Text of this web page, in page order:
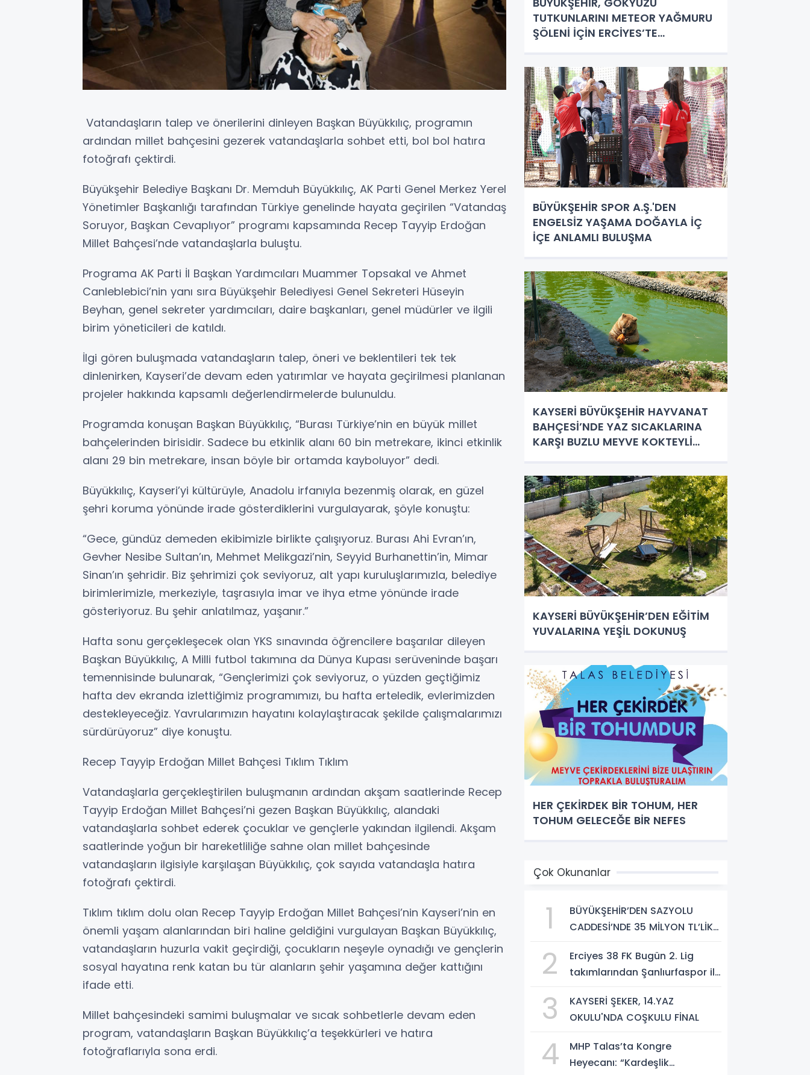
Vatandaşların talep ve önerilerini dinleyen Başkan Büyükkılıç, programın
ardından millet bahçesini gezerek vatandaşlarla sohbet etti, bol bol hatıra
fotoğrafı çektirdi.
Büyükşehir Belediye Başkanı Dr. Memduh Büyükkılıç, AK Parti Genel Merkez Yerel
Yönetimler Başkanlığı tarafından Türkiye genelinde hayata geçirilen “Vatandaş
Soruyor, Başkan Cevaplıyor” programı kapsamında Recep Tayyip Erdoğan
Millet Bahçesi’nde vatandaşlarla buluştu.
Programa AK Parti İl Başkan Yardımcıları Muammer Topsakal ve Ahmet
Canleblebici’nin yanı sıra Büyükşehir Belediyesi Genel Sekreteri Hüseyin
Beyhan, genel sekreter yardımcıları, daire başkanları, genel müdürler ve ilgili
birim yöneticileri de katıldı.
İlgi gören buluşmada vatandaşların talep, öneri ve beklentileri tek tek
dinlenirken, Kayseri’de devam eden yatırımlar ve hayata geçirilmesi planlanan
projeler hakkında kapsamlı değerlendirmelerde bulunuldu.
Programda konuşan Başkan Büyükkılıç, “Burası Türkiye’nin en büyük millet
bahçelerinden birisidir. Sadece bu etkinlik alanı 60 bin metrekare, ikinci etkinlik
alanı 29 bin metrekare, insan böyle bir ortamda kayboluyor” dedi.
Büyükkılıç, Kayseri’yi kültürüyle, Anadolu irfanıyla bezenmiş olarak, en güzel
şehri koruma yönünde irade gösterdiklerini vurgulayarak, şöyle konuştu:
“Gece, gündüz demeden ekibimizle birlikte çalışıyoruz. Burası Ahi Evran’ın,
Gevher Nesibe Sultan’ın, Mehmet Melikgazi’nin, Seyyid Burhanettin’in, Mimar
Sinan’ın şehridir. Biz şehrimizi çok seviyoruz, alt yapı kuruluşlarımızla, belediye
birimlerimizle, merkeziyle, taşrasıyla imar ve ihya etme yönünde irade
gösteriyoruz. Bu şehir anlatılmaz, yaşanır.”
Hafta sonu gerçekleşecek olan YKS sınavında öğrencilere başarılar dileyen
Başkan Büyükkılıç, A Milli futbol takımına da Dünya Kupası serüveninde başarı
temennisinde bulunarak, “Gençlerimizi çok seviyoruz, o yüzden geçtiğimiz
hafta dev ekranda izlettiğimiz programımızı, bu hafta erteledik, evlerimizden
destekleyeceğiz. Yavrularımızın hayatını kolaylaştıracak şekilde çalışmalarımızı
sürdürüyoruz” diye konuştu.
Recep Tayyip Erdoğan Millet Bahçesi Tıklım Tıklım
Vatandaşlarla gerçekleştirilen buluşmanın ardından akşam saatlerinde Recep
Tayyip Erdoğan Millet Bahçesi’ni gezen Başkan Büyükkılıç, alandaki
vatandaşlarla sohbet ederek çocuklar ve gençlerle yakından ilgilendi. Akşam
saatlerinde yoğun bir hareketliliğe sahne olan millet bahçesinde
vatandaşların ilgisiyle karşılaşan Büyükkılıç, çok sayıda vatandaşla hatıra
fotoğrafı çektirdi.
Tıklım tıklım dolu olan Recep Tayyip Erdoğan Millet Bahçesi’nin Kayseri’nin en
önemli yaşam alanlarından biri haline geldiğini vurgulayan Başkan Büyükkılıç,
vatandaşların huzurla vakit geçirdiği, çocukların neşeyle oynadığı ve gençlerin
sosyal hayatına renk katan bu tür alanların şehir yaşamına değer kattığını
ifade etti.
Millet bahçesindeki samimi buluşmalar ve sıcak sohbetlerle devam eden
program, vatandaşların Başkan Büyükkılıç’a teşekkürleri ve hatıra
fotoğraflarıyla sona erdi.
TUTKUNLARINI METEOR YAĞMURU
ŞÖLENİ İÇİN ERCİYES’TE
BÜYÜKŞEHİR SPOR A.Ş.'DEN
ENGELSİZ YAŞAMA DOĞAYLA İÇ
İÇE ANLAMLI BULUŞMA
KAYSERİ BÜYÜKŞEHİR HAYVANAT
BAHÇESİ’NDE YAZ SICAKLARINA
KARŞI BUZLU MEYVE KOKTEYLİ
KAYSERİ BÜYÜKŞEHİR’DEN EĞİTİM
YUVALARINA YEŞİL DOKUNUŞ
HER ÇEKİRDEK BİR TOHUM, HER
TOHUM GELECEĞE BİR NEFES
Çok Okunanlar
1
BÜYÜKŞEHİR’DEN SAZYOLU
CADDESİ’NDE 35 MİLYON TL’LİK
2
Erciyes 38 FK Bugün 2. Lig
takımlarından Şanlıurfaspor ile
3
KAYSERİ ŞEKER, 14.YAZ
OKULU'NDA COŞKULU FİNAL
4
MHP Talas’ta Kongre
Heyecanı: “Kardeşlik